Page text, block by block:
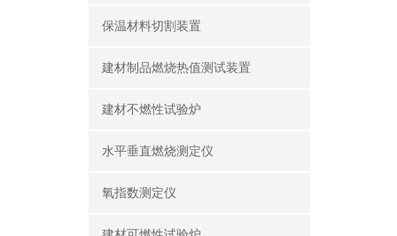
保温材料切割装置
建材制品燃烧热值测试装置
建材不燃性试验炉
水平垂直燃烧测定仪
氧指数测定仪